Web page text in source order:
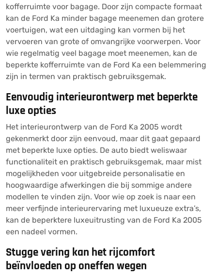
kofferruimte voor bagage. Door zijn compacte formaat
kan de Ford Ka minder bagage meenemen dan grotere
voertuigen, wat een uitdaging kan vormen bij het
vervoeren van grote of omvangrijke voorwerpen. Voor
wie regelmatig veel bagage moet meenemen, kan de
beperkte kofferruimte van de Ford Ka een belemmering
zijn in termen van praktisch gebruiksgemak.
Eenvoudig interieurontwerp met beperkte
luxe opties
Het interieurontwerp van de Ford Ka 2005 wordt
gekenmerkt door zijn eenvoud, maar dit gaat gepaard
met beperkte luxe opties. De auto biedt weliswaar
functionaliteit en praktisch gebruiksgemak, maar mist
mogelijkheden voor uitgebreide personalisatie en
hoogwaardige afwerkingen die bij sommige andere
modellen te vinden zijn. Voor wie op zoek is naar een
meer verfijnde interieurervaring met luxueuze extra’s,
kan de beperktere luxeuitrusting van de Ford Ka 2005
een nadeel vormen.
Stugge vering kan het rijcomfort
beïnvloeden op oneffen wegen